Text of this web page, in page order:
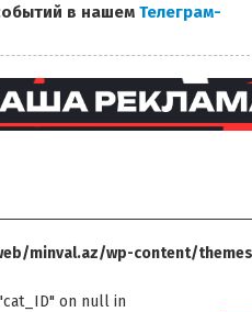
в нашем Телеграм-
minval.az/wp-content/
on null in